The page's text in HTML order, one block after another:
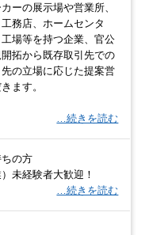
ーの展示場や営業所、
務店、ホームセンタ
場等を持つ企業、官公
拓から既存取引先での
の立場に応じた提案営
ます。
…続きを読む
の方
未経験者大歓迎！
…続きを読む